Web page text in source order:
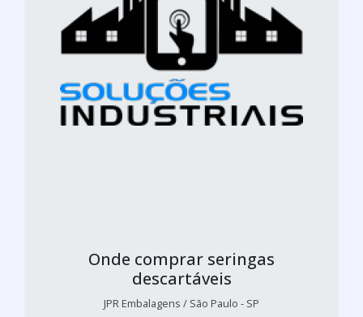
Onde comprar seringas
descartáveis
JPR Embalagens / São Paulo - SP